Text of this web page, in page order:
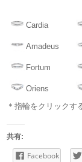
Cardia
Amadeus
Fortum
Oriens
＊指輪をクリックす
共有:
Facebook